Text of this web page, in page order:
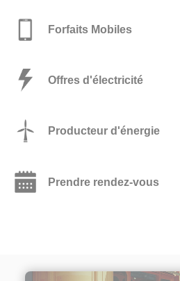
Forfaits Mobiles
Offres d'électricité
Producteur d'énergie
Prendre rendez-vous